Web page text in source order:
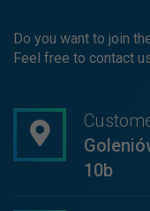
Do you want to join
Feel free to contact
10b